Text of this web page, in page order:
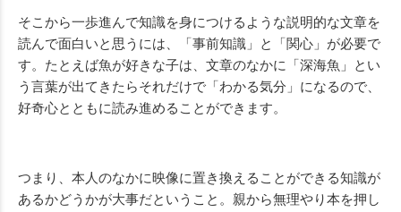
そこから一歩進んで知識を身につけるような説明的な文章を
読んで面白いと思うには、「事前知識」と「関心」が必要で
す。たとえば魚が好きな子は、文章のなかに「深海魚」とい
う言葉が出てきたらそれだけで「わかる気分」になるので、
好奇心とともに読み進めることができます。
つまり、本人のなかに映像に置き換えることができる知識が
あるかどうかが大事だということ。親から無理やり本を押し